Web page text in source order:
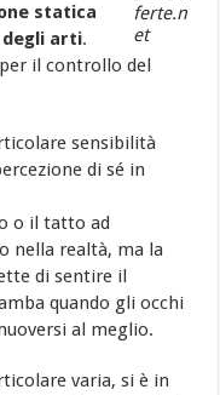
ferte.n
et
statica
arti.
il controllo del
sensibilità
di sé in
o il tatto ad
nella realtà, ma la
di sentire il
quando gli occhi
al meglio.
varia, si è in